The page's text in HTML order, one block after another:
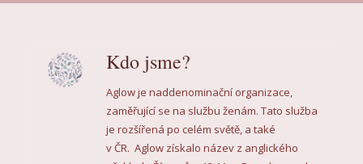
Kdo jsme?
Aglow je naddenominační organizace,
zaměřující se na službu ženám. Tato služba
je rozšířená po celém světě, a také
v ČR. Aglow získalo název z anglického